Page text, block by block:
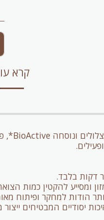
קרא
דקות בלבד.
ומסייע להקטין כמות
הודות למחקר ופיתוח
יסודיים המבטיחים